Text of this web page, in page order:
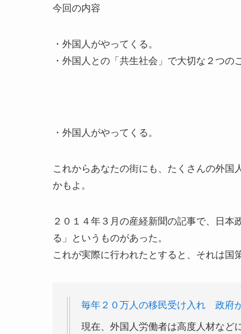
今回の内容
・外国人がやってくる。
・外国人との「共生社会」で大切な２つの
・外国人がやってくる。
これからあなたの街にも、たくさんの外国
かもよ。
２０１４年３月の産経新聞の記事で、日
る」というものがあった。
これが実際に行われたとすると、それは国
毎年２０万人の移民受け入れ 政府
現在、外国人労働者は高度人材など